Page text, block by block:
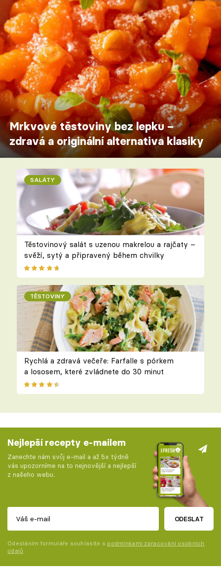
Mrkvové těstoviny bez lepku –
zdravá a originální alternativa klasiky
SALÁTY
Těstovinový salát s uzenou makrelou a rajčaty –
svěží, sytý a připravený během chvilky
TĚSTOVINY
Rychlá a zdravá večeře: Farfalle s pórkem
a lososem, které zvládnete do 30 minut
Nejlepší recepty e-mailem
Zanechte nám svůj e-mail a až 5x týdně
vás upozorníme na to nejnovější a nejlepší
z našeho webu.
ODESLAT
Odesláním formuláře souhlasíte s podmínkami zpracování osobních
údajů